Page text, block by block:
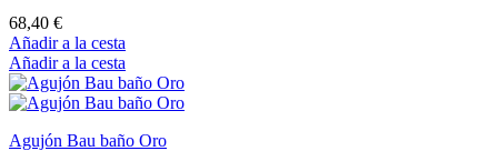
68,40 €
Añadir a la cesta
Añadir a la cesta
Agujón Bau baño Oro